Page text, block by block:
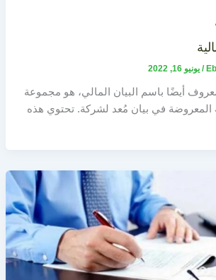
/ يونيو 16, 2022
أيضًا باسم البيان المالي، هو مجموعة
المعروضة في بيان مُعد لشركة. تحتوي هذه